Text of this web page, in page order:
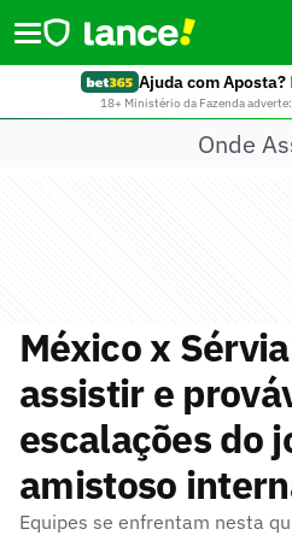
Ajuda com Aposta?
18+ Ministério da Fazenda
Onde
México x
assistir e
escalações do
amistoso
Equipes se enfrentam nesta